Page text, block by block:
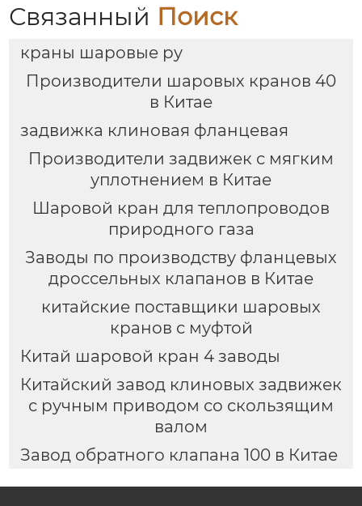
Связанный Поиск
краны шаровые ру
Производители шаровых кранов 40
в Китае
задвижка клиновая фланцевая
Производители задвижек с мягким
уплотнением в Китае
Шаровой кран для теплопроводов
природного газа
Заводы по производству фланцевых
дроссельных клапанов в Китае
китайские поставщики шаровых
кранов с муфтой
Китай шаровой кран 4 заводы
Китайский завод клиновых задвижек
с ручным приводом со скользящим
валом
Завод обратного клапана 100 в Китае